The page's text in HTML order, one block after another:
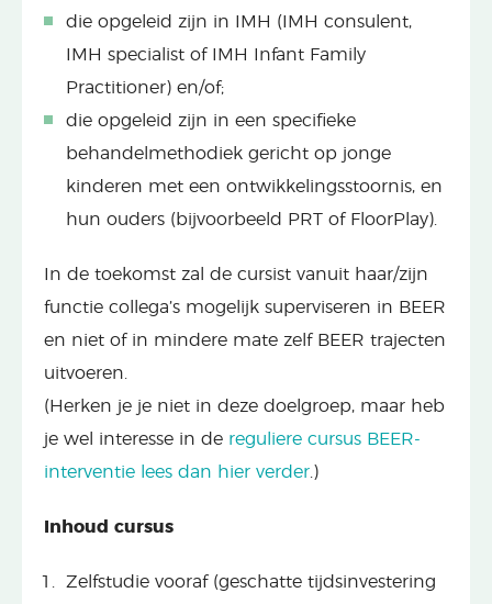
die opgeleid zijn in IMH (IMH consulent,
IMH specialist of IMH Infant Family
Practitioner) en/of;
die opgeleid zijn in een specifieke
behandelmethodiek gericht op jonge
kinderen met een ontwikkelingsstoornis, en
hun ouders (bijvoorbeeld PRT of FloorPlay).
In de toekomst zal de cursist vanuit haar/zijn
functie collega’s mogelijk superviseren in BEER
en niet of in mindere mate zelf BEER trajecten
uitvoeren.
(Herken je je niet in deze doelgroep, maar heb
je wel interesse in de reguliere cursus BEER-
interventie lees dan hier verder .)
Inhoud cursus
Zelfstudie vooraf (geschatte tijdsinvestering